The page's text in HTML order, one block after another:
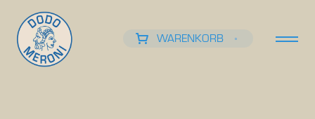
WARENKORB 0